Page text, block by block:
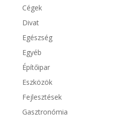
Cégek
Divat
Egészség
Egyéb
Építőipar
Eszközök
Fejlesztések
Gasztronómia